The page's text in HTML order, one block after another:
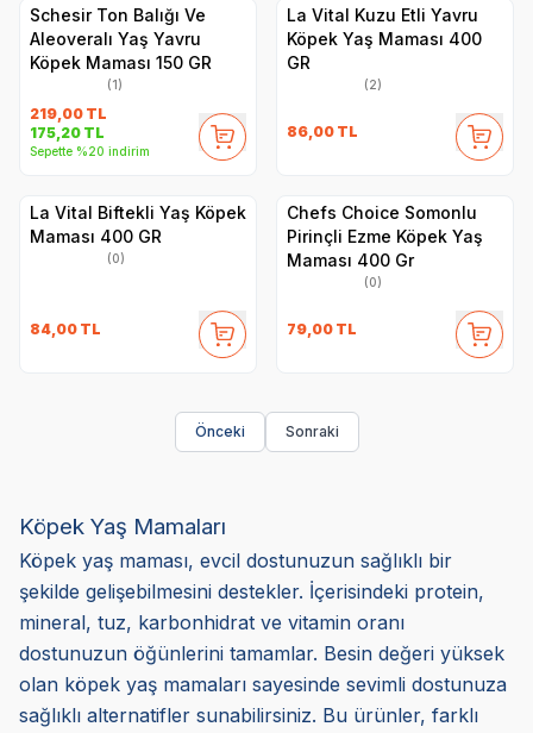
Schesir Ton Balığı Ve
Aleoveralı Yaş Yavru
Köpek Maması 150 GR
(1)
219,00 TL
175,20 TL
Sepette %20 indirim
La Vital Kuzu Etli Yavru
Köpek Yaş Maması 400
GR
(2)
86,00 TL
La Vital Biftekli Yaş Köpek
Maması 400 GR
(0)
84,00 TL
Chefs Choice Somonlu
Pirinçli Ezme Köpek Yaş
Maması 400 Gr
(0)
79,00 TL
Önceki Sonraki
Köpek Yaş Mamaları
Köpek yaş maması, evcil dostunuzun sağlıklı bir
şekilde gelişebilmesini destekler. İçerisindeki protein,
mineral, tuz, karbonhidrat ve vitamin oranı
dostunuzun öğünlerini tamamlar. Besin değeri yüksek
olan köpek yaş mamaları sayesinde sevimli dostunuza
sağlıklı alternatifler sunabilirsiniz. Bu ürünler, farklı